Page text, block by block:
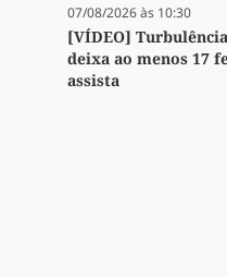
07/08/2026 às 10:30
[VÍDEO]
deixa ao menos 17
assista